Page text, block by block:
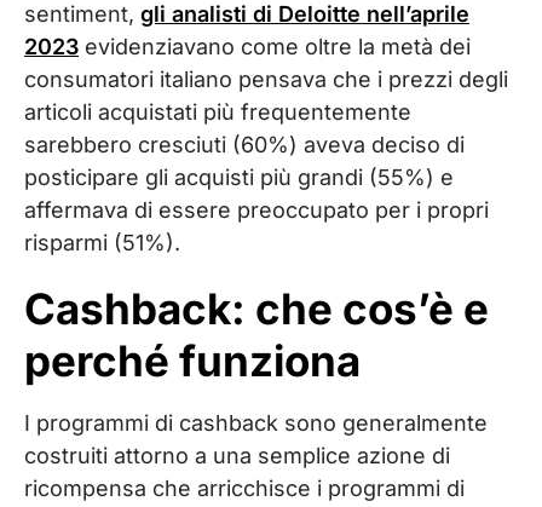
sentiment, gli analisti di Deloitte nell’aprile
2023 evidenziavano come oltre la metà dei
consumatori italiano pensava che i prezzi degli
articoli acquistati più frequentemente
sarebbero cresciuti (60%) aveva deciso di
posticipare gli acquisti più grandi (55%) e
affermava di essere preoccupato per i propri
risparmi (51%).
Cashback: che cos’è e
perché funziona
I programmi di cashback sono generalmente
costruiti attorno a una semplice azione di
ricompensa che arricchisce i programmi di